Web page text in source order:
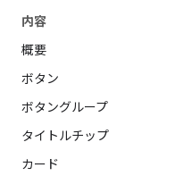
内容
概要
ボタン
ボタングループ
タイトルチップ
カード